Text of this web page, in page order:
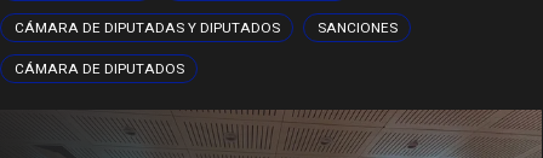
CÁMARA DE DIPUTADAS Y DIPUTADOS SANCIONES
CÁMARA DE DIPUTADOS